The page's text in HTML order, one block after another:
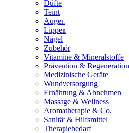
Düfte
Teint
Augen
Lippen
Nägel
Zubehör
Vitamine & Mineralstoffe
Prävention & Regeneration
Medizinische Geräte
Wundversorgung
Ernährung & Abnehmen
Massage & Wellness
Aromatherapie & Co.
Sanität & Hilfsmittel
Therapiebedarf